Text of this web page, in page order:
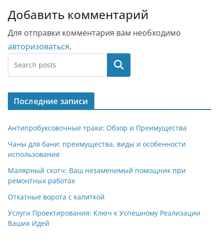
Добавить комментарий
Для отправки комментария вам необходимо
авторизоваться.
Поиск
Последние записи
Антипробуксовочные траки: Обзор и Преимущества
Чаны для бани: преимущества, виды и особенности
использования
Малярный скотч: Ваш незаменимый помощник при
ремонтных работах
Откатные ворота с калиткой
Услуги Проектирования: Ключ к Успешному Реализации
Ваших Идей